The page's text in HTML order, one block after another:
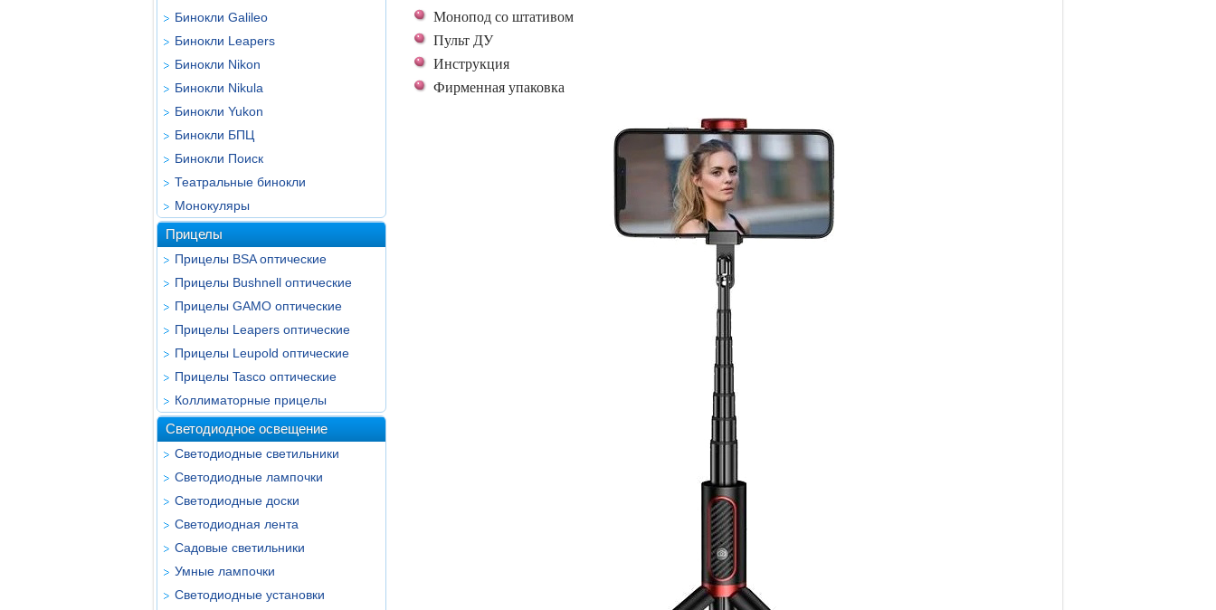
Бинокли Galileo
Бинокли Leapers
Бинокли Nikon
Бинокли Nikula
Бинокли Yukon
Бинокли БПЦ
Бинокли Поиск
Театральные бинокли
Монокуляры
Прицелы
Прицелы BSA оптические
Прицелы Bushnell оптические
Прицелы GAMO оптические
Прицелы Leapers оптические
Прицелы Leupold оптические
Прицелы Tasco оптические
Коллиматорные прицелы
Светодиодное освещение
Светодиодные светильники
Светодиодные лампочки
Светодиодные доски
Светодиодная лента
Садовые светильники
Умные лампочки
Светодиодные установки
Монопод со штативом
Пульт ДУ
Инструкция
Фирменная упаковка